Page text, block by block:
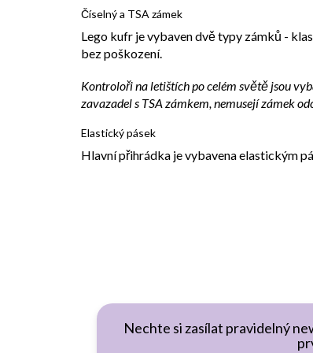
Nechte si zasílat pravidelný
Číselný a TSA zámek
Lego kufr je vybaven dvě typy zámků -
bez poškození.
Kontroloři na letištích po celém světě jsou
zavazadel s TSA zámkem, nemusejí zámek
Elastický pásek
Hlavní přihrádka je vybavena elastickým